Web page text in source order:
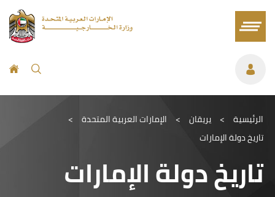
الرئيسية > يريقان > الإمارات العربية المتحدة >
تاريخ دولة الإمارات
تاريخ دولة الإمارات